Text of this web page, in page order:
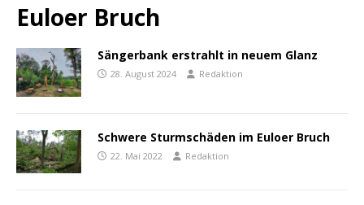
Euloer Bruch
Sängerbank erstrahlt in neuem Glanz
28. August 2024 Redaktion
Schwere Sturmschäden im Euloer Bruch
22. Mai 2022 Redaktion